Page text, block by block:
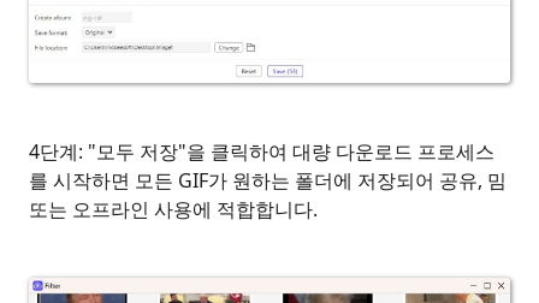
4단계: "모두 저장"을 클릭하여 대량 다운로드 프로세스
를 시작하면 모든 GIF가 원하는 폴더에 저장되어 공유, 밈
또는 오프라인 사용에 적합합니다.